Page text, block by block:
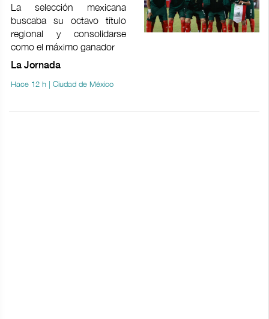
La selección mexicana
buscaba su octavo título
regional y consolidarse
como el máximo ganador
La Jornada
Hace 12 h | Ciudad de México